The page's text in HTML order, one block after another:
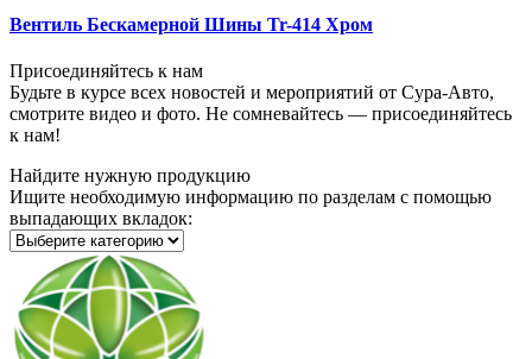
Вентиль Бескамерной Шины Tr-414 Хром
Присоединяйтесь к нам
Будьте в курсе всех новостей и мероприятий от Сура-Авто,
смотрите видео и фото. Не сомневайтесь — присоединяйтесь
к нам!
Найдите нужную продукцию
Ищите необходимую информацию по разделам с помощью
выпадающих вкладок: